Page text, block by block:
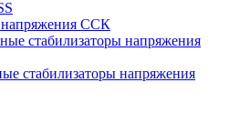
напряжения ССК
стабилизаторы напряжения
стабилизаторы напряжения